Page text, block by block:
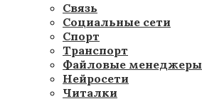
Связь
Социальные сети
Спорт
Транспорт
Файловые менеджеры
Нейросети
Читалки